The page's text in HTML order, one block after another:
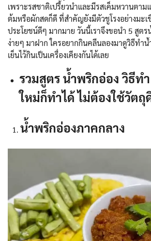
เพราะรสชาติเปรี้ยวนำและมีรสเค็มหวานตาม
ต้มหรือผักสดก็ดี ที่สำคัญยังมีตัวชูโรงอย่างมะเ
ประโยชน์ดีๆ มากมาย วันนี้เราจึงขอนำ 5 สูต
ง่ายๆ มาฝาก ใครอยากกินคลีนลองมาดูวิธีทำน้
เย็นไว้กินเป็นเครื่องเคียงกันได้เลย
รวมสูตร น้ำพริกอ่อง วิธีท
ใหม่ก็ทำได้ ไม่ต้องใช้วัตถุ
น้ำพริกอ่องภาคกลาง